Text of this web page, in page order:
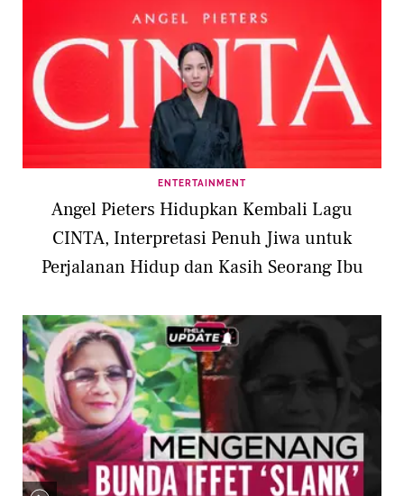
ENTERTAINMENT
Angel Pieters Hidupkan Kembali Lagu
CINTA, Interpretasi Penuh Jiwa untuk
Perjalanan Hidup dan Kasih Seorang Ibu